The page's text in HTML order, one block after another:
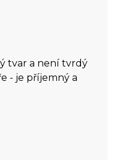
tvar a není tvrdý
- je příjemný a